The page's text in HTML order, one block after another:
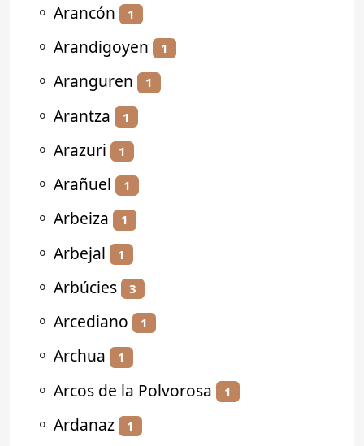
⚬ Arancón 1
⚬ Arandigoyen 1
⚬ Aranguren 1
⚬ Arantza 1
⚬ Arazuri 1
⚬ Arañuel 1
⚬ Arbeiza 1
⚬ Arbejal 1
⚬ Arbúcies 3
⚬ Arcediano 1
⚬ Archua 1
⚬ Arcos de la Polvorosa 1
⚬ Ardanaz 1